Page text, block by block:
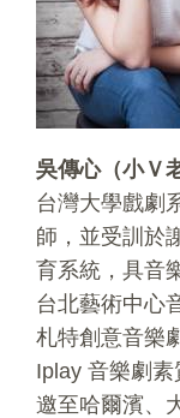
吳傳心（小Ｖ
台灣大學戲劇
師，並受訓於
育系統，具音
台北藝術中心
札特創意音樂
Iplay 音樂劇
邀至哈爾濱、